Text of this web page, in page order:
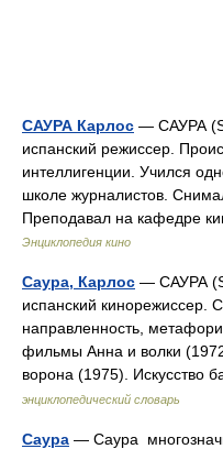
САУРА Карлос — САУРА
испанский режиссер.
интеллигенции. Учился
школе журналистов.
Преподавал на кафедре
Энциклопедия кино
Саура, Карлос — САУРА
испанский кинорежиссер.
направленность,
фильмы Анна и волки
ворона (1975). Искусство
энциклопедический словарь
Саура — Саура